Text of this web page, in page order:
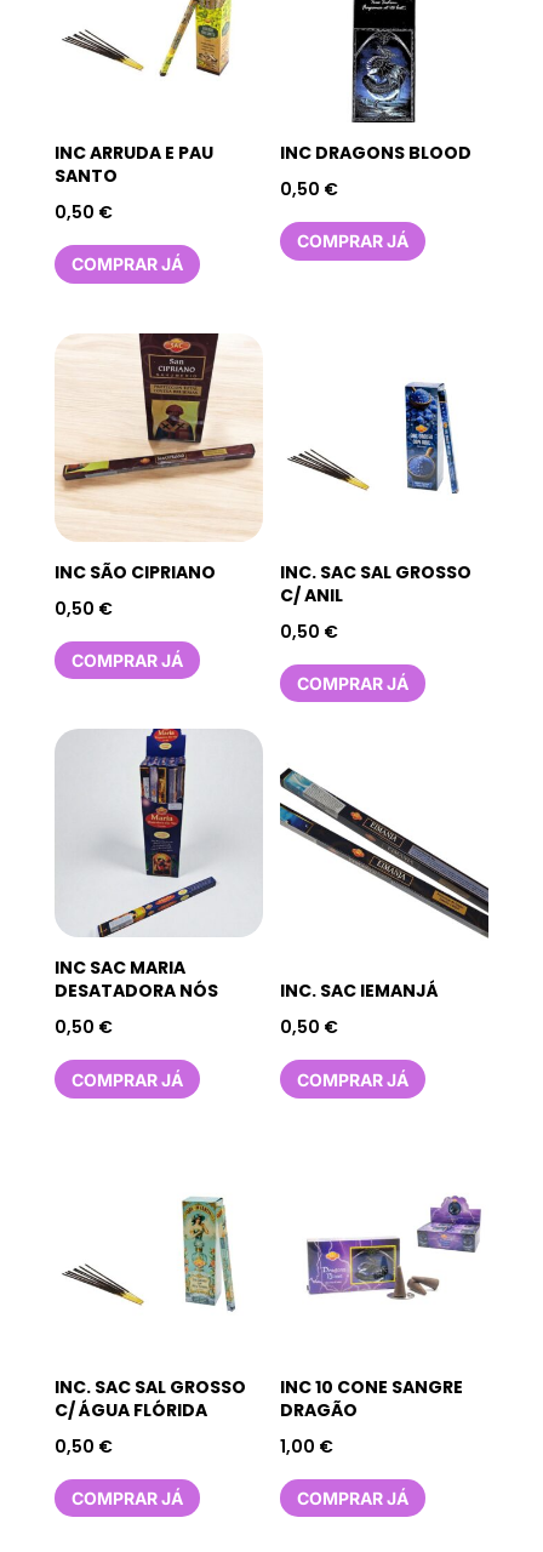
INC ARRUDA E PAU
SANTO
0,50 €
COMPRAR JÁ
INC DRAGONS BLOOD
0,50 €
COMPRAR JÁ
INC SÃO CIPRIANO
0,50 €
COMPRAR JÁ
INC. SAC SAL GROSSO
C/ ANIL
0,50 €
COMPRAR JÁ
INC SAC MARIA
DESATADORA NÓS
0,50 €
COMPRAR JÁ
INC. SAC IEMANJÁ
0,50 €
COMPRAR JÁ
INC. SAC SAL GROSSO
C/ ÁGUA FLÓRIDA
0,50 €
COMPRAR JÁ
INC 10 CONE SANGRE
DRAGÃO
1,00 €
COMPRAR JÁ